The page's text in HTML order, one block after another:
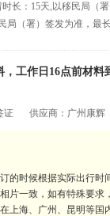
时长：15天,以移民局（
局（署）签发为准，最
工作日16点前材料
证 供应商：广州康辉
的时候根据实际出行时
片一致，如有特殊要求
上海、广州、昆明等国